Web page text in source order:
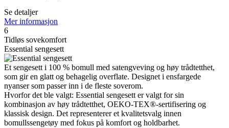
Se detaljer
Mer informasjon
6
Tidløs sovekomfort
Essential sengesett
Et sengesett i 100 % bomull med satengveving og høy trådtetthet,
som gir en glatt og behagelig overflate. Designet i ensfargede
nyanser som passer inn i de fleste soverom.
Hvorfor det ble valgt: Essential sengesett er valgt for sin
kombinasjon av høy trådtetthet, OEKO-TEX®-sertifisering og
klassisk design. Det representerer et kvalitetsvalg innen
bomullssengetøy med fokus på komfort og holdbarhet.